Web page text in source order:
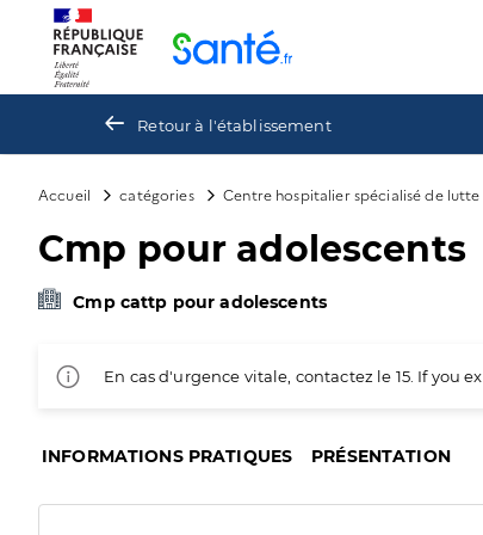
Retour à l'établissement
Accueil catégories Centre hospitalier spécialisé de
Cmp pour adolescents
Cmp cattp pour adolescents
En cas d'urgence vitale, contactez le 15. If you
INFORMATIONS PRATIQUES PRÉSENTATION
Panneau de gestion des cookies